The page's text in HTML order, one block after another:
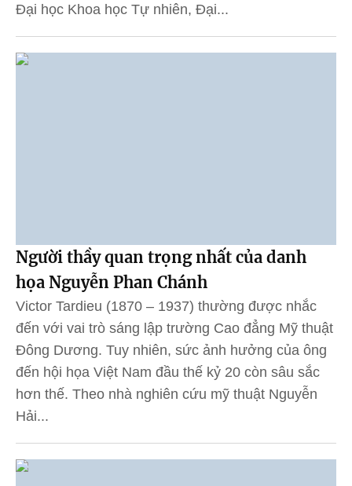
Đại học Khoa học Tự nhiên, Đại...
Người thầy quan trọng nhất của danh
họa Nguyễn Phan Chánh
Victor Tardieu (1870 – 1937) thường được nhắc
đến với vai trò sáng lập trường Cao đẳng Mỹ thuật
Đông Dương. Tuy nhiên, sức ảnh hưởng của ông
đến hội họa Việt Nam đầu thế kỷ 20 còn sâu sắc
hơn thế. Theo nhà nghiên cứu mỹ thuật Nguyễn
Hải...